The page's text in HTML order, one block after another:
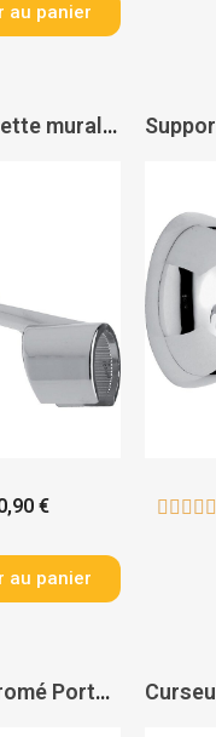
au panier
Support de douchette mural articulé ABS - PAS DE MARQUE
€
au panier
    
Support mural chromé Porter'C - HANSGROHE